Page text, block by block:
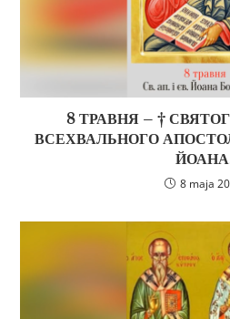
8 ТРАВНЯ – †
ВСЕХВАЛЬНОГО
8 maja